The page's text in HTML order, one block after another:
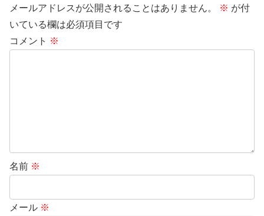
メールアドレスが公開されることはありません。 ※ が付
いている欄は必須項目です
コメント ※
名前 ※
メール ※